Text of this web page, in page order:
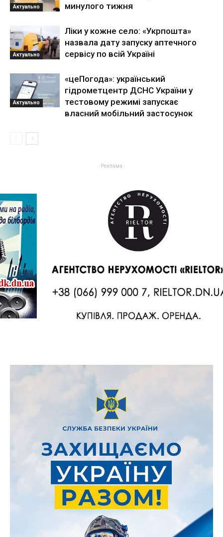
Актуально
минулого тижня
Актуально
Ліки у кожне село: «Укрпошта»
назвала дату запуску аптечного
сервісу по всій Україні
Актуально
«цеПогода»: український
гідрометцентр ДСНС України у
тестовому режимі запускає
власний мобільний застосунок
- Реклама -